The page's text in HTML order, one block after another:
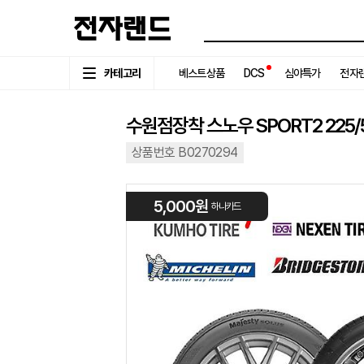
카테고리 베스트상품 DCS 심야특가 전자
수원점장착 스노우 SPORT2
상품번호 B0270294
5,000원 하나카드